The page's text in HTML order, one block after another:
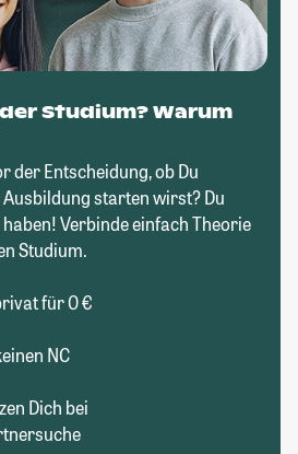
Studium? Warum
der Entscheidung, ob Du
starten wirst? Du
Verbinde einfach Theorie
Studium.
für 0 €
NC
Dich bei